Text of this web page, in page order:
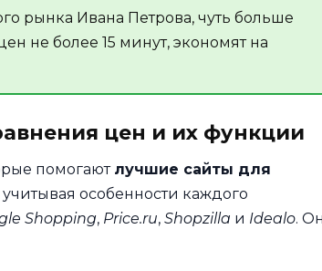
рынка Ивана Петрова, чуть больше
не более 15 минут, экономят на
цен и их функции
помогают лучшие сайты для
особенности каждого
Shopping, Price.ru, Shopzilla и Idealo.